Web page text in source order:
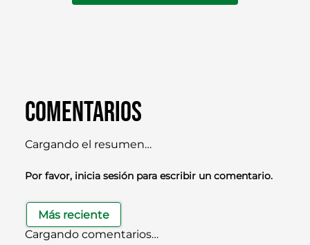
Comentarios
Cargando el resumen…
Por favor, inicia sesión para escribir un comentario.
Más reciente
Cargando comentarios…